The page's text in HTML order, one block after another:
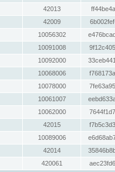
42013
42009
10056302
10091008
10092000
10068006
10078000
10061007
10062000
42015
10089006
42014
420061